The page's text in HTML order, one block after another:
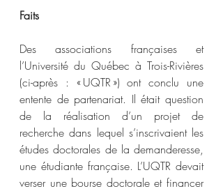
Faits
Des associations françaises et
l’Université du Québec à Trois-Rivières
(ci-après : « UQTR ») ont conclu une
entente de partenariat. Il était question
de la réalisation d’un projet de
recherche dans lequel s’inscrivaient les
études doctorales de la demanderesse,
une étudiante française. L’UQTR devait
verser une bourse doctorale et financer